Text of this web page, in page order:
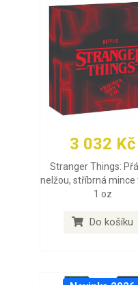
3 032 Kč
Stranger Things:
nelžou, stříbrná mince
1 oz
Do košíku